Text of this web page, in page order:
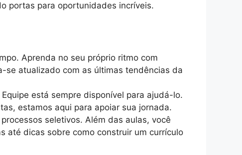
portas para oportunidades incríveis.
Aprenda no seu próprio ritmo com
se atualizado com as últimas tendências da
está sempre disponível para ajudá-lo.
estamos aqui para apoiar sua jornada.
seletivos. Além das aulas, você
até dicas sobre como construir um currículo